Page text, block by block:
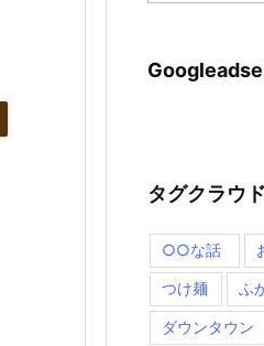
タグクラウド
○○な話
つけ麺 ふ
ダウンタウン